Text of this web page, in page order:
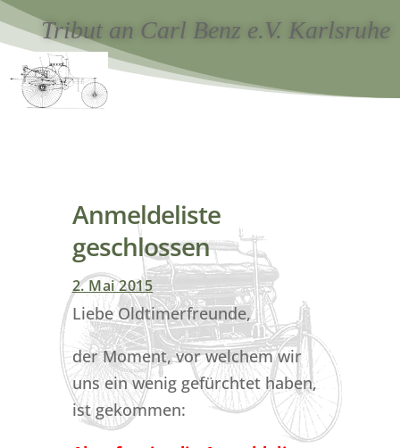
Tribut an Carl Benz e.V. Karlsruhe
Anmeldeliste
geschlossen
2. Mai 2015
Liebe Oldtimerfreunde,
der Moment, vor welchem wir
uns ein wenig gefürchtet haben,
ist gekommen: